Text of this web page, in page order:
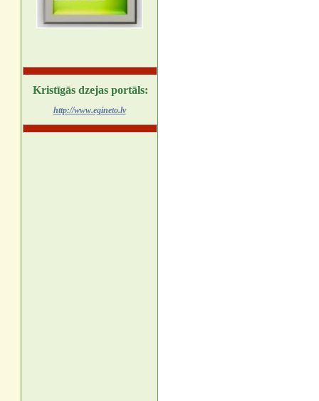
Kristīgās dzejas portāls:
http://www.egineto.lv